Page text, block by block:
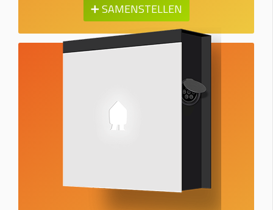
➕ SAMENSTELLEN